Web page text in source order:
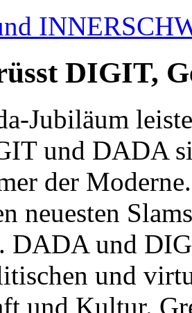
DIGIT,
Jubiläum
und DADA
der
neuesten
DADA und
und
und Kultur.